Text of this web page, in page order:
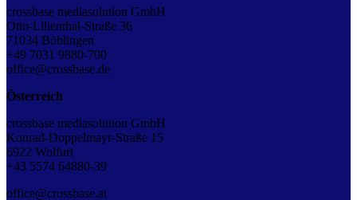
crossbase mediasolution GmbH
Otto-Lilienthal-Straße 36
71034 Böblingen
+49 7031 9880-700
office@crossbase.de
Österreich
crossbase mediasolution GmbH
Konrad-Doppelmayr-Straße 15
6922 Wolfurt
+43 5574 64880-39
office@crossbase.at